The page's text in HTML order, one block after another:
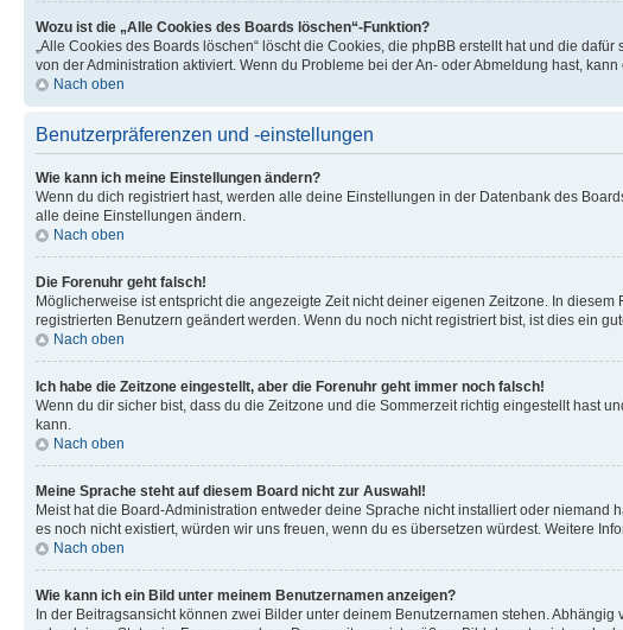
Wozu ist die „Alle Cookies des Boards löschen“-Funktion?
„Alle Cookies des Boards löschen“ löscht die Cookies, die phpBB erstellt hat und die
von der Administration aktiviert. Wenn du Probleme bei der An- oder Abmeldung hast,
Nach oben
Benutzerpräferenzen und -einstellungen
Wie kann ich meine Einstellungen ändern?
Wenn du dich registriert hast, werden alle deine Einstellungen in der Datenbank des
alle deine Einstellungen ändern.
Nach oben
Die Forenuhr geht falsch!
Möglicherweise ist entspricht die angezeigte Zeit nicht deiner eigenen Zeitzone. In
registrierten Benutzern geändert werden. Wenn du noch nicht registriert bist, ist dies ein
Nach oben
Ich habe die Zeitzone eingestellt, aber die Forenuhr geht immer noch falsch!
Wenn du dir sicher bist, dass du die Zeitzone und die Sommerzeit richtig eingestellt hast
kann.
Nach oben
Meine Sprache steht auf diesem Board nicht zur Auswahl!
Meist hat die Board-Administration entweder deine Sprache nicht installiert oder
es noch nicht existiert, würden wir uns freuen, wenn du es übersetzen würdest. Weitere
Nach oben
Wie kann ich ein Bild unter meinem Benutzernamen anzeigen?
In der Beitragsansicht können zwei Bilder unter deinem Benutzernamen stehen.